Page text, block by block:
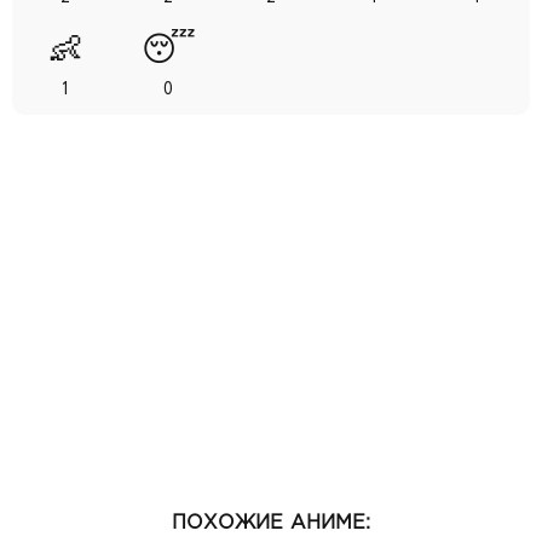
👶
1
😴
0
ПОХОЖИЕ АНИМЕ: